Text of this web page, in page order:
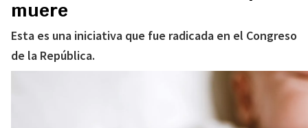
muere
Esta es una iniciativa que fue radicada en el Congreso
de la República.